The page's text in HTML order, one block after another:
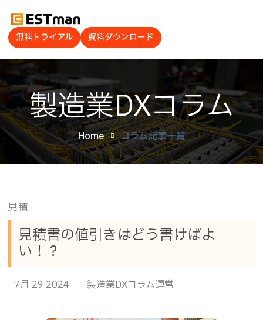
無料トライアル 資料ダウンロード
製造業DXコラム
Home コラム記事一覧
見積
見積書の値引きはどう書けばよ
い！？
7月 29 2024 製造業DXコラム運営